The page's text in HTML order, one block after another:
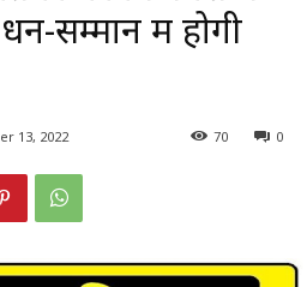
सम्मान में होगी
13, 2022 0
70